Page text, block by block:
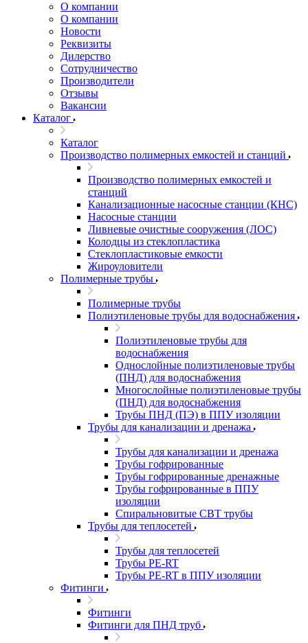
О компании
О компании
Новости
Реквизиты
Дилерство
Сотрудничество
Производители
Отзывы
Вакансии
Каталог
Каталог
Производство полимерных емкостей и станций
Производство полимерных емкостей и
станций
Канализационные насосные станции (КНС)
Насосные станции
Ливневые очистные сооружения (ЛОС)
Колодцы из стеклопластика
Стеклопластиковые емкости
Жироуловители
Полимерные трубы
Полимерные трубы
Полиэтиленовые трубы для водоснабжения
Полиэтиленовые трубы для
водоснабжения
Однослойные полиэтиленовые трубы
(ПНД) для водоснабжения
Многослойные полиэтиленовые трубы
(ПНД) для водоснабжения
Трубы ПНД (ПЭ) в ППУ изоляции
Трубы для канализации и дренажа
Трубы для канализации и дренажа
Трубы гофрированные
Трубы гофрированные дренажные
Трубы гофрированные в ППУ
изоляции
Спиральновитые СВТ трубы
Трубы для теплосетей
Трубы для теплосетей
Трубы PE-RT
Трубы PE-RT в ППУ изоляции
Фитинги
Фитинги
Фитинги для ПНД труб